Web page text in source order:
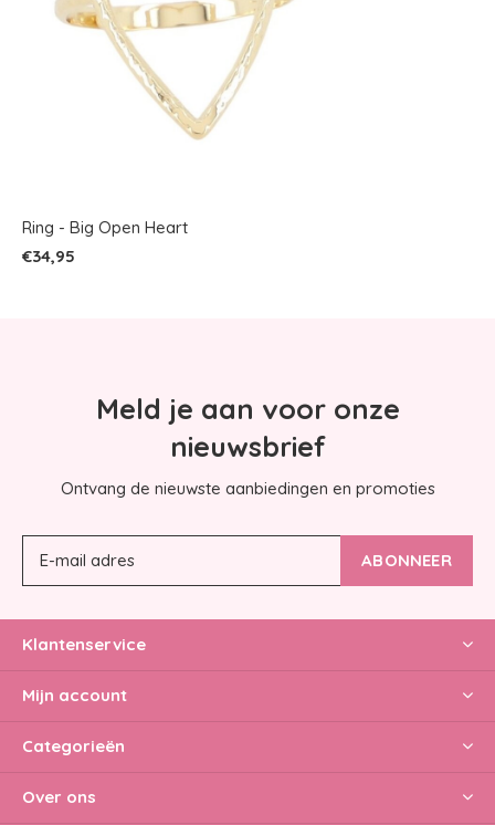
Ring - Big Open Heart
€34,95
Meld je aan voor onze
nieuwsbrief
Ontvang de nieuwste aanbiedingen en promoties
ABONNEER
Klantenservice
Mijn account
Categorieën
Over ons